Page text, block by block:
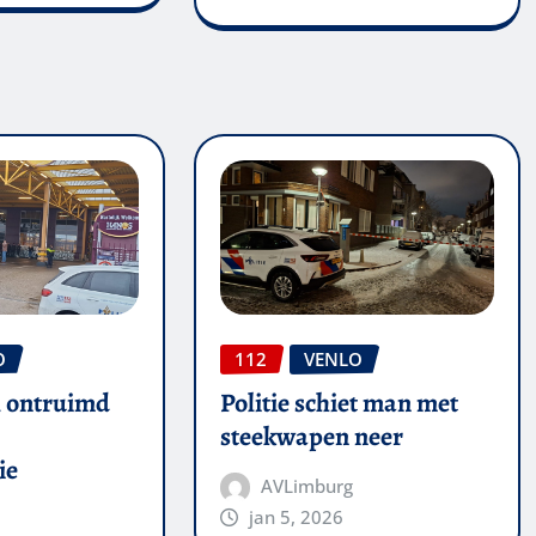
ontruimd
112 VENLO
Politie schiet man met
steekwapen neer
AVLimburg
jan 5, 2026